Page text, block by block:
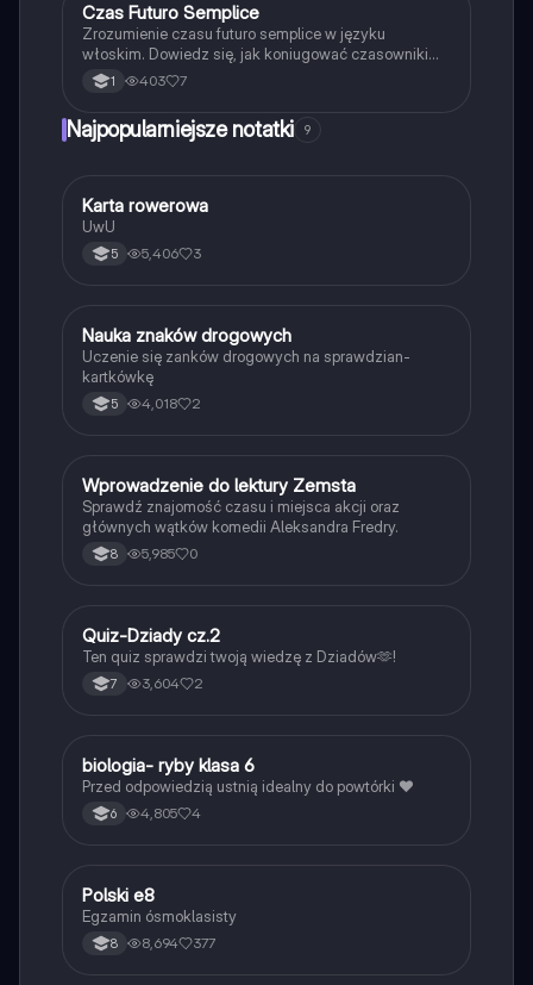
Język włoski
Czas Futuro Semplice
Zrozumienie czasu futuro semplice w języku
włoskim. Dowiedz się, jak koniugować czasowniki
regularne i nieregularne, oraz zastosowanie formy
'will'. Idealne dla uczniów przygotowujących się do
1 403 7
Najpopularniejsze notatki 9
KTechnika
Karta rowerowa
UwU
5 5,406 3
NTechnika
Nauka znaków drogowych
Uczenie się zanków drogowych na sprawdzian-
kartkówkę
5 4,018 2
WJęzyk polski
Wprowadzenie do lektury Zemsta
Sprawdź znajomość czasu i miejsca akcji oraz
głównych wątków komedii Aleksandra Fredry.
8 5,985 0
QJęzyk polski
Quiz-Dziady cz.2
Ten quiz sprawdzi twoją wiedzę z Dziadów🫶!
7 3,604 2
BBiologia
biologia- ryby klasa 6
Przed odpowiedzią ustnią idealny do powtórki ❤️
6 4,805 4
Język polski
Polski e8
Egzamin ósmoklasisty
8 8,694 377